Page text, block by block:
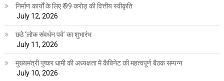
निर्माण कार्यों के लिए ₹ 99 करोड़ की वित्तीय स्वीकृति
July 12, 2026
छठे ‘लोक संवर्धन पर्व’ का शुभारंभ
July 11, 2026
मुख्यमंत्री पुष्कर धामी की अध्यक्षता में कैबिनेट की महत्वपूर्ण बैठक सम्पन्न
July 10, 2026